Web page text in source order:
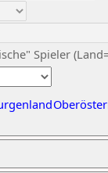
Spieler